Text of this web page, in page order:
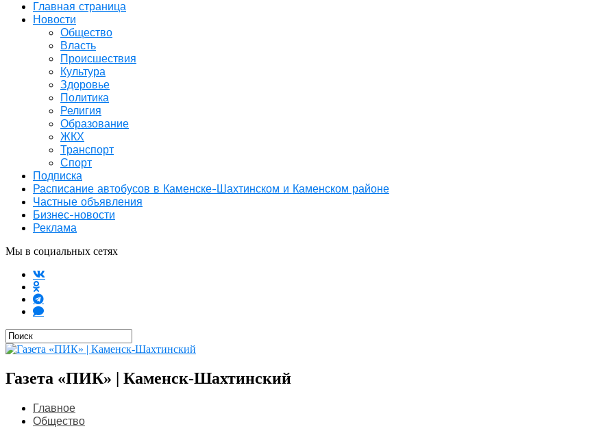
Главная страница
Новости
Общество
Власть
Происшествия
Культура
Здоровье
Политика
Религия
Образование
ЖКХ
Транспорт
Спорт
Подписка
Расписание автобусов в Каменске-Шахтинском и Каменском районе
Частные объявления
Бизнес-новости
Реклама
Мы в социальных сетях
Газета «ПИК» | Каменск-Шахтинский
Главное
Общество